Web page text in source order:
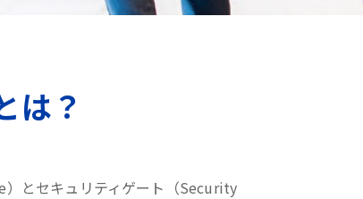
は？
とセキュリティゲート（Security